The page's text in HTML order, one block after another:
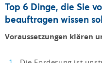
Top 6 Dinge, die Sie
beauftragen wissen
Voraussetzungen klären